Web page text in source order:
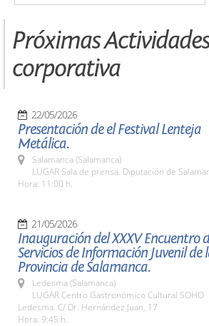
Próximas
corporativa
22/05/2026
Presentación de el Festival Lenteja
Metálica.
Salamanca (Salamanca)
LUGAR Sala de prensa. Diputación de
Hora: 11:00 h.
21/05/2026
Inauguración del XXXV Encuentro
Servicios de Información Juvenil de
Provincia de Salamanca.
Ledesma (Salamanca)
LUGAR Centro Gastronómico Cultural SOHO
Ledesma. C/ Dr. Hernández Juan, 17
Hora: 9:45 h.